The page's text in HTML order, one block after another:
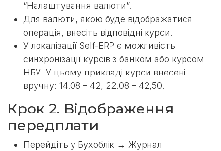
“Налаштування валюти”.
Для валюти, якою буде відображатися
операція, внесіть відповідні курси.
У локалізації Self-ERP є можливість
синхронізації курсів з банком або курсом
НБУ. У цьому прикладі курси внесені
вручну: 14.08 – 42, 22.08 – 42,50.
Крок 2. Відображення
передплати
Перейдіть у Бухоблік → Журнал